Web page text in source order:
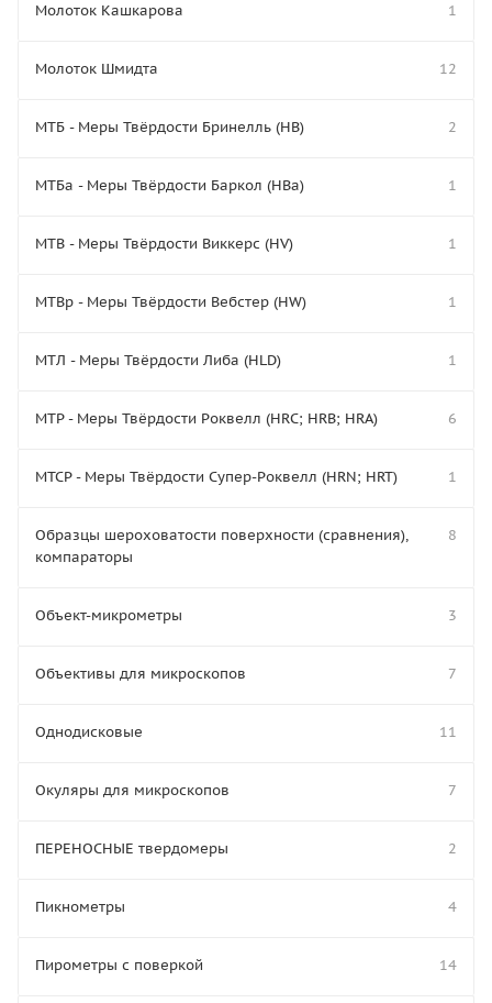
Молоток Кашкарова 1
Молоток Шмидта 12
МТБ - Меры Твёрдости Бринелль (HB) 2
МТБа - Меры Твёрдости Баркол (HBa) 1
МТВ - Меры Твёрдости Виккерс (HV) 1
МТВр - Меры Твёрдости Вебстер (HW) 1
МТЛ - Меры Твёрдости Либа (HLD) 1
МТР - Меры Твёрдости Роквелл (HRC; HRB; HRA) 6
МТСР - Меры Твёрдости Супер-Роквелл (HRN; HRT) 1
Образцы шероховатости поверхности (сравнения),
компараторы
8
Объект-микрометры 3
Объективы для микроскопов 7
Однодисковые 11
Окуляры для микроскопов 7
ПЕРЕНОСНЫЕ твердомеры 2
Пикнометры 4
Пирометры с поверкой 14